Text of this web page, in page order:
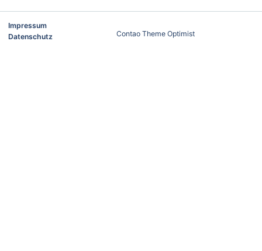
Impressum
Datenschutz
Contao Theme Optimist